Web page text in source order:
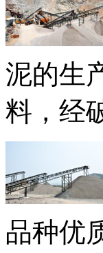
泥的生
料，经
品种优